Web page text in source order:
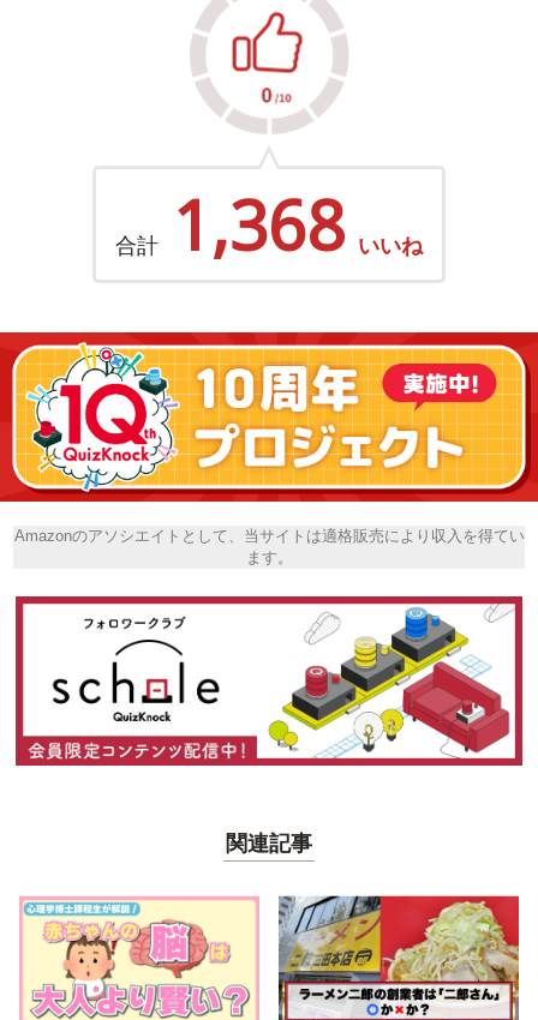
合計 1,368 いいね
Amazonのアソシエイトとして、当サイトは適格販売により収入を得てい
ます。
関連記事